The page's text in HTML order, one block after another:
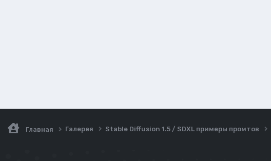
Главная Галерея Stable Diffusion 1.5 / SDXL примеры промтов